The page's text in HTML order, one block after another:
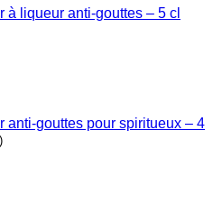
à liqueur anti-gouttes – 5 cl
anti-gouttes pour spiritueux – 4